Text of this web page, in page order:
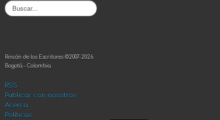
B
u
r
.
.
Rincón de los Escritores ©2007-2026
Bogotá - Colombia
RSS
Publicar con nosotros
Acerca
Políticas